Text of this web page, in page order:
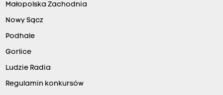
Małopolska Zachodnia
Nowy Sącz
Podhale
Gorlice
Ludzie Radia
Regulamin konkursów